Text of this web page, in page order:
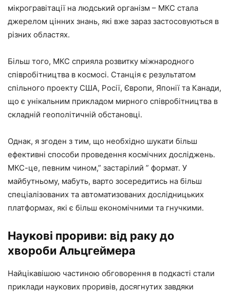
мікрогравітації на людський організм – МКС стала
джерелом цінних знань, які вже зараз застосовуються в
різних областях.
Більш того, МКС сприяла розвитку міжнародного
співробітництва в космосі. Станція є результатом
спільного проекту США, Росії, Європи, Японії та Канади,
що є унікальним прикладом мирного співробітництва в
складній геополітичній обстановці.
Однак, я згоден з тим, що необхідно шукати більш
ефективні способи проведення космічних досліджень.
МКС-це, певним чином,” застарілий ” формат. У
майбутньому, мабуть, варто зосередитись на більш
спеціалізованих та автоматизованих дослідницьких
платформах, які є більш економічними та гнучкими.
Наукові прориви: від раку до
хвороби Альцгеймера
Найцікавішою частиною обговорення в подкасті стали
приклади наукових проривів, досягнутих завдяки